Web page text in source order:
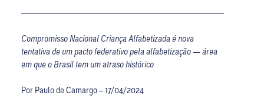
Compromisso Nacional Criança Alfabetizada é nova
tentativa de um pacto federativo pela alfabetização — área
em que o Brasil tem um atraso histórico
Por Paulo de Camargo – 17/04/2024